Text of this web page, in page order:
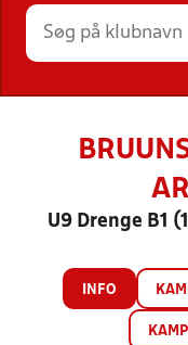
U9 Drenge B1
INFO